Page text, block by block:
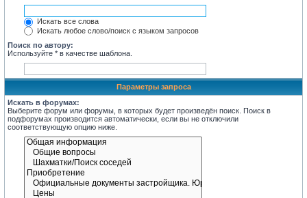
Искать все слова
Искать любое слово/поиск с языком запросов
Поиск по автору:
Используйте * в качестве шаблона.
Параметры запроса
Искать в форумах:
Выберите форум или форумы, в которых будет произведён поиск. Поиск в
подфорумах производится автоматически, если вы не отключили
соответствующую опцию ниже.